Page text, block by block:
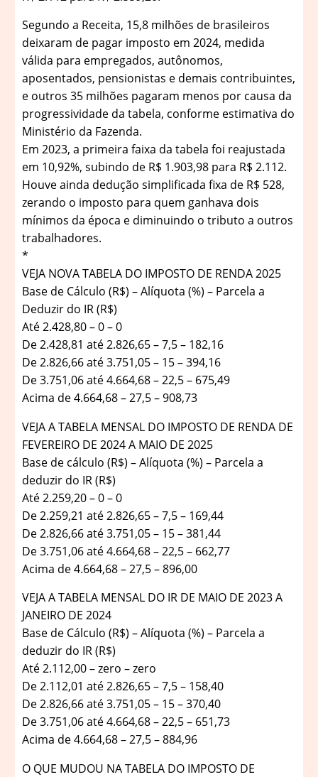
Segundo a Receita, 15,8 milhões de brasileiros
deixaram de pagar imposto em 2024, medida
válida para empregados, autônomos,
aposentados, pensionistas e demais contribuintes,
e outros 35 milhões pagaram menos por causa da
progressividade da tabela, conforme estimativa do
Ministério da Fazenda.
Em 2023, a primeira faixa da tabela foi reajustada
em 10,92%, subindo de R$ 1.903,98 para R$ 2.112.
Houve ainda dedução simplificada fixa de R$ 528,
zerando o imposto para quem ganhava dois
mínimos da época e diminuindo o tributo a outros
trabalhadores.
*
VEJA NOVA TABELA DO IMPOSTO DE RENDA 2025
Base de Cálculo (R$) – Alíquota (%) – Parcela a
Deduzir do IR (R$)
Até 2.428,80 – 0 – 0
De 2.428,81 até 2.826,65 – 7,5 – 182,16
De 2.826,66 até 3.751,05 – 15 – 394,16
De 3.751,06 até 4.664,68 – 22,5 – 675,49
Acima de 4.664,68 – 27,5 – 908,73
VEJA A TABELA MENSAL DO IMPOSTO DE RENDA DE
FEVEREIRO DE 2024 A MAIO DE 2025
Base de cálculo (R$) – Alíquota (%) – Parcela a
deduzir do IR (R$)
Até 2.259,20 – 0 – 0
De 2.259,21 até 2.826,65 – 7,5 – 169,44
De 2.826,66 até 3.751,05 – 15 – 381,44
De 3.751,06 até 4.664,68 – 22,5 – 662,77
Acima de 4.664,68 – 27,5 – 896,00
VEJA A TABELA MENSAL DO IR DE MAIO DE 2023 A
JANEIRO DE 2024
Base de Cálculo (R$) – Alíquota (%) – Parcela a
deduzir do IR (R$)
Até 2.112,00 – zero – zero
De 2.112,01 até 2.826,65 – 7,5 – 158,40
De 2.826,66 até 3.751,05 – 15 – 370,40
De 3.751,06 até 4.664,68 – 22,5 – 651,73
Acima de 4.664,68 – 27,5 – 884,96
O QUE MUDOU NA TABELA DO IMPOSTO DE